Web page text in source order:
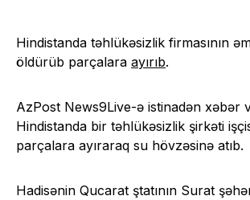
Hindistanda təhlükəsizlik firmasının
öldürüb parçalara ayırıb.
AzPost News9Live-ə istinadən xəbər
Hindistanda bir təhlükəsizlik şirkəti
parçalara ayıraraq su hövzəsinə atıb.
Hadisənin Qucarat ştatının Surat